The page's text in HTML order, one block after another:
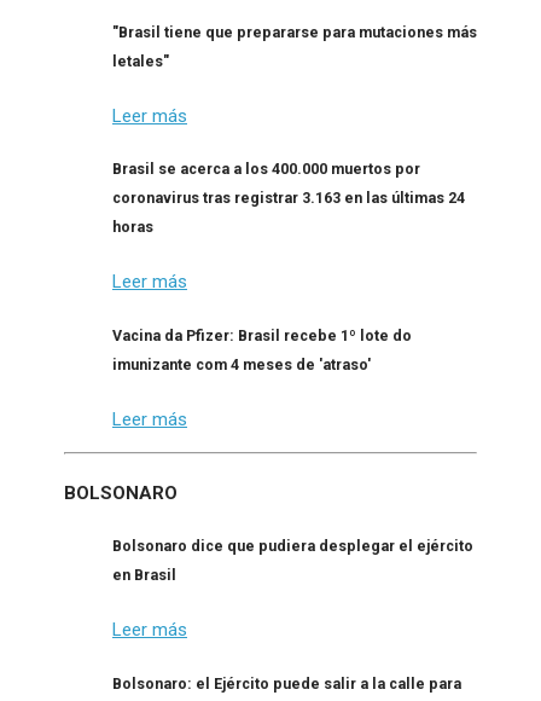
"Brasil tiene que prepararse para mutaciones más
letales"
Leer más
Brasil se acerca a los 400.000 muertos por
coronavirus tras registrar 3.163 en las últimas 24
horas
Leer más
Vacina da Pfizer: Brasil recebe 1º lote do
imunizante com 4 meses de 'atraso'
Leer más
BOLSONARO
Bolsonaro dice que pudiera desplegar el ejército
en Brasil
Leer más
Bolsonaro: el Ejército puede salir a la calle para